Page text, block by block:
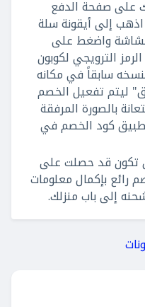
على صفحة الدفع
إلى أيقونة سلة
واضغط على
الترويجي لكوبون
سابقاً في مكانه
ليتم تفعيل الخصم
بالصورة المرفقة
كود الخصم في
تكون قد حصلت على
بإكمال معلومات
إلى باب منزلك.